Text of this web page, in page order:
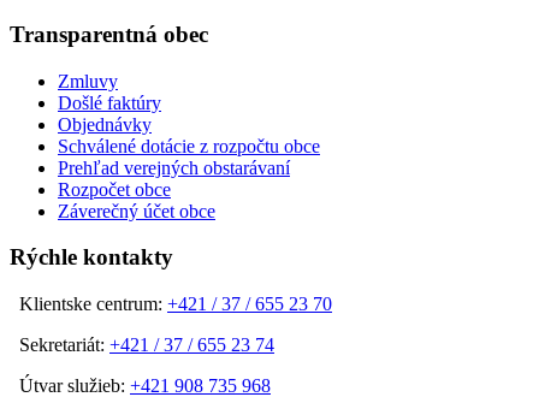
Transparentná obec
Zmluvy
Došlé faktúry
Objednávky
Schválené dotácie z rozpočtu obce
Prehľad verejných obstarávaní
Rozpočet obce
Záverečný účet obce
Rýchle kontakty
Klientske centrum: +421 / 37 / 655 23 70
Sekretariát: +421 / 37 / 655 23 74
Útvar služieb: +421 908 735 968